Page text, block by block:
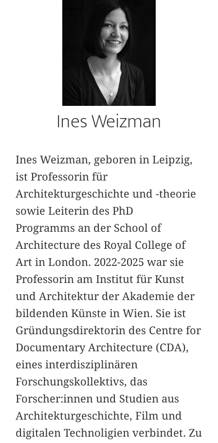
Ines Weizman
Ines Weizman, geboren in Leipzig,
ist Professorin für
Architekturgeschichte und -theorie
sowie Leiterin des PhD
Programms an der School of
Architecture des Royal College of
Art in London. 2022-2025 war sie
Professorin am Institut für Kunst
und Architektur der Akademie der
bildenden Künste in Wien. Sie ist
Gründungsdirektorin des Centre for
Documentary Architecture (CDA),
eines interdisziplinären
Forschungskollektivs, das
Forscher:innen und Studien aus
Architekturgeschichte, Film und
digitalen Technoligien verbindet. Zu